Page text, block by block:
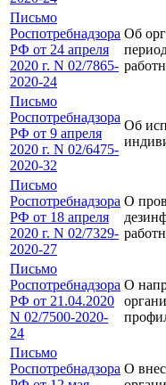
Письмо
Роспотребнадзора
РФ от 24 апреля
2020 г. N 02/7865-
2020-24
Об
Письмо
Роспотребнадзора
РФ от 9 апреля
2020 г. N 02/6475-
2020-32
Об
Письмо
Роспотребнадзора
РФ от 18 апреля
2020 г. N 02/7329-
2020-27
О
Письмо
Роспотребнадзора
РФ от 21.04.2020
N 02/7500-2020-
24
О
Письмо
Роспотребнадзора О